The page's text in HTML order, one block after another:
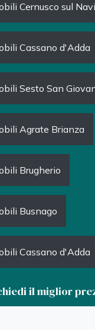
Cernusco sul
Cassano d'Adda
Sesto San
Agrate Brianza
Brugherio
Busnago
Cassano d'Adda
il miglior